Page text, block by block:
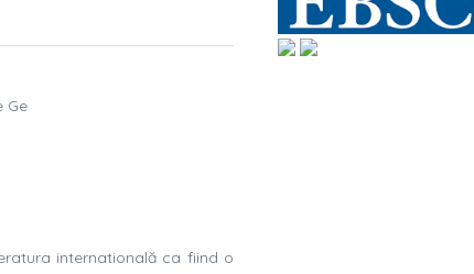
Ge
internatională ca fiind o